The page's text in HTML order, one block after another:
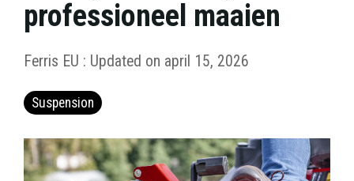
professioneel maaien
Ferris EU : Updated on april 15, 2026
Suspension